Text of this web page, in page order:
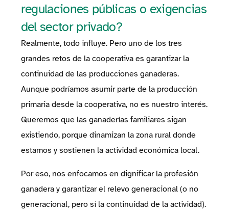
regulaciones públicas o exigencias
del sector privado?
Realmente, todo influye. Pero uno de los tres
grandes retos de la cooperativa es garantizar la
continuidad de las producciones ganaderas.
Aunque podríamos asumir parte de la producción
primaria desde la cooperativa, no es nuestro interés.
Queremos que las ganaderías familiares sigan
existiendo, porque dinamizan la zona rural donde
estamos y sostienen la actividad económica local.
Por eso, nos enfocamos en dignificar la profesión
ganadera y garantizar el relevo generacional (o no
generacional, pero sí la continuidad de la actividad).